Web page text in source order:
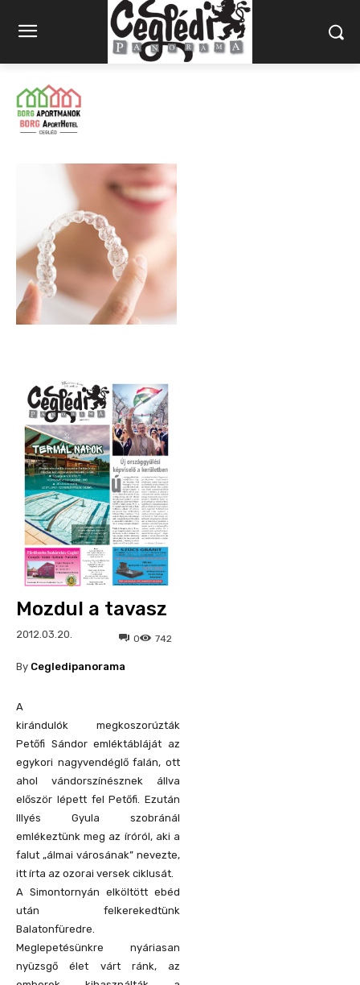
Mozdul a tavasz
2012.03.20. 742
0
By Cegledipanorama
A
kirándulók megkoszorúzták
Petőfi Sándor emléktábláját az
egykori nagyvendéglő falán, ott
ahol vándorszínésznek állva
először lépett fel Petőfi. Ezután
Illyés Gyula szobránál
emlékeztünk meg az íróról, aki a
falut „álmai városának” nevezte,
itt írta az ozorai versek ciklusát.
A Simontornyán elköltött ebéd
után felkerekedtünk
Balatonfüredre.
Meglepetésünkre nyáriasan
nyüzsgő élet várt ránk, az